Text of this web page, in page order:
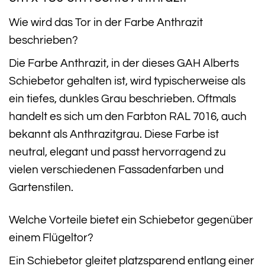
Wie wird das Tor in der Farbe Anthrazit
beschrieben?
Die Farbe Anthrazit, in der dieses GAH Alberts
Schiebetor gehalten ist, wird typischerweise als
ein tiefes, dunkles Grau beschrieben. Oftmals
handelt es sich um den Farbton RAL 7016, auch
bekannt als Anthrazitgrau. Diese Farbe ist
neutral, elegant und passt hervorragend zu
vielen verschiedenen Fassadenfarben und
Gartenstilen.
Welche Vorteile bietet ein Schiebetor gegenüber
einem Flügeltor?
Ein Schiebetor gleitet platzsparend entlang einer